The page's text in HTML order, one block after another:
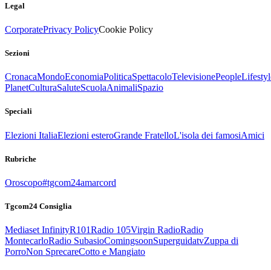
Legal
CorporatePrivacy PolicyCookie Policy
Sezioni
CronacaMondoEconomiaPoliticaSpettacoloTelevisionePeople
PlanetCulturaSaluteScuolaAnimaliSpazio
Speciali
Elezioni ItaliaElezioni esteroGrande FratelloL'isola dei famosiAmici
Rubriche
Oroscopo#tgcom24amarcord
Tgcom24 Consiglia
Mediaset InfinityR101Radio 105Virgin RadioRadio
MontecarloRadio SubasioComingsoonSuperguidatvZuppa di
PorroNon SprecareCotto e Mangiato